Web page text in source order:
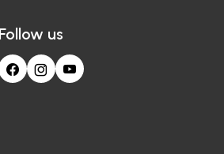
Follow us